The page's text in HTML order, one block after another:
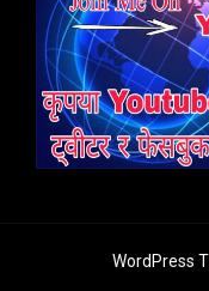
WordPress